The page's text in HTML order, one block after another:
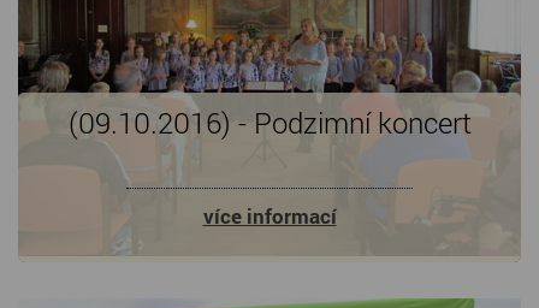
(09.10.2016) - Podzimní koncert
více informací